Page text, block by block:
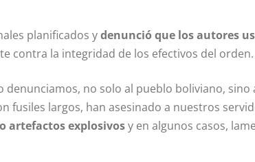
planificados ydenunció que los autores
contra la integridad de los efectivos del orden.
denunciamos, no solo al pueblo boliviano, sino
fusiles largos, han asesinado a nuestros
artefactos explosivosy en algunos casos,